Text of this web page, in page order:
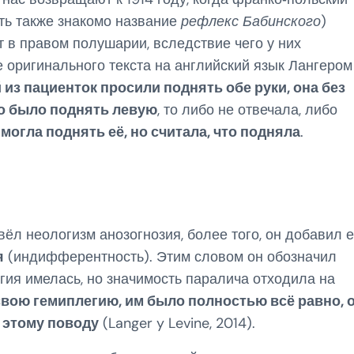
также знакомо название рефлекс Бабинского)
правом полушарии, вследствие чего у них
текста на английский язык
из пациенток просили поднять обе руки, она без
было поднять левую, то либо не отвечала, либо
поднять её, но считала, что подняла.
неологизм анозогнозия, более того, он добавил
(индифферентность). Этим словом он обозначил
имелась, но значимость паралича отходила на
гемиплегию, им было полностью всё равно,
поводу (Langer y Levine, 2014).